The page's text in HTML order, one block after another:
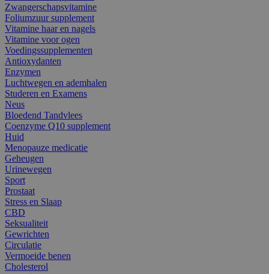
Zwangerschapsvitamine
Foliumzuur supplement
Vitamine haar en nagels
Vitamine voor ogen
Voedingssupplementen
Antioxydanten
Enzymen
Luchtwegen en ademhalen
Studeren en Examens
Neus
Bloedend Tandvlees
Coenzyme Q10 supplement
Huid
Menopauze medicatie
Geheugen
Urinewegen
Sport
Prostaat
Stress en Slaap
CBD
Seksualiteit
Gewrichten
Circulatie
Vermoeide benen
Cholesterol